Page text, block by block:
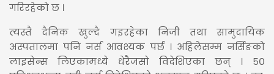
गरिरहेको छ ।
त्यस्तै दैनिक खुल्दै गइरहेका निजी तथा सामुदायिक
अस्पतालमा पनि नर्स आवश्यक पर्छ । अहिलेसम्म नर्सिङको
लाइसेन्स लिएकामध्ये धेरैजसो विदेशिएका छन् । ५०